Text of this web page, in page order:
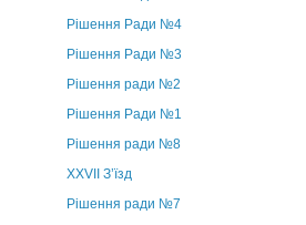
Рішення Ради №4
Рішення Ради №3
Рішення ради №2
Рішення Ради №1
Рішення ради №8
ХХVII З’їзд
Рішення ради №7